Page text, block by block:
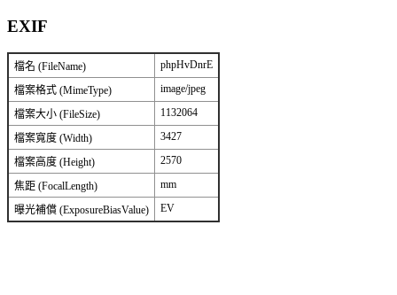
EXIF
檔名 (FileName) phpHvDnrE
檔案格式 (MimeType) image/jpeg
檔案大小 (FileSize) 1132064
檔案寬度 (Width) 3427
檔案高度 (Height) 2570
焦距 (FocalLength) mm
曝光補償 (ExposureBiasValue) EV